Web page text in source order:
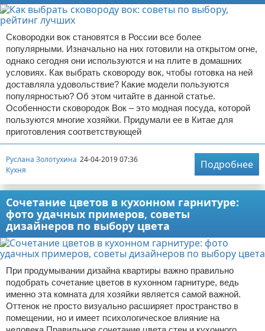
Сковородки вок становятся в России все более
популярными. Изначально на них готовили на открытом огне,
однако сегодня они используются и на плите в домашних
условиях. Как выбрать сковороду вок, чтобы готовка на ней
доставляла удовольствие? Какие модели пользуются
популярностью? Об этом читайте в данной статье.
Особенности сковородок Вок – это модная посуда, которой
пользуются многие хозяйки. Придумали ее в Китае для
приготовления соответствующей
Руслана Золотухина 24-04-2019 07:36
Кухня
Подробнее
Сочетание цветов в кухонном гарнитуре:
фото удачных примеров, советы
дизайнеров по выбору цвета
При продумывании дизайна квартиры важно правильно
подобрать сочетание цветов в кухонном гарнитуре, ведь
именно эта комната для хозяйки является самой важной.
Оттенок не просто визуально расширяет пространство в
помещении, но и имеет психологическое влияние на